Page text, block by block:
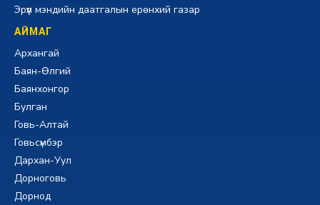
Эрүүл мэндийн даатгалын ерөнхий газар
АЙМАГ
Архангай
Баян-Өлгий
Баянхонгор
Булган
Говь-Алтай
Говьсүмбэр
Дархан-Уул
Дорноговь
Дорнод